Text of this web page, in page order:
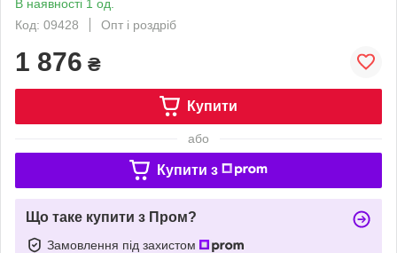
В наявності 1 од.
Код: 09428
Опт і роздріб
1 876 ₴
Купити
або
Купити з
Що таке купити з Пром?
Замовлення під захистом